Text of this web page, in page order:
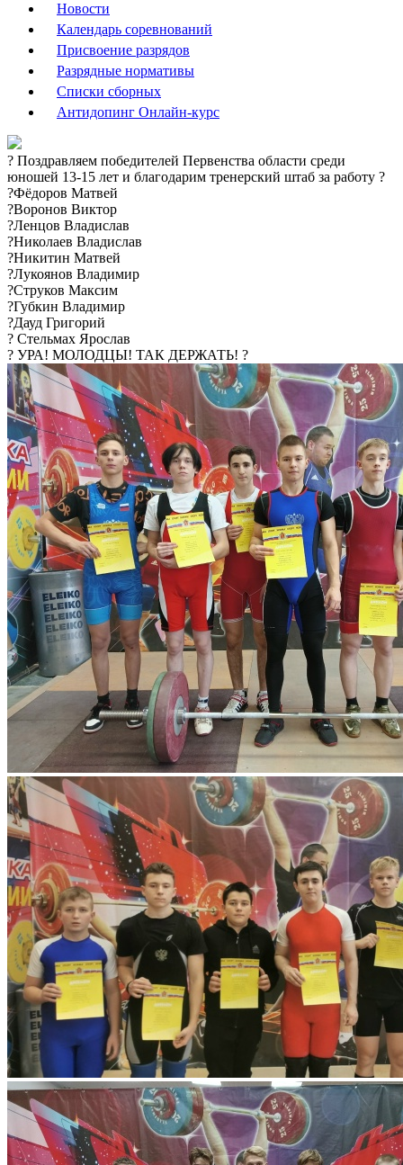
Новости
Календарь соревнований
Присвоение разрядов
Разрядные нормативы
Списки сборных
Антидопинг Онлайн-курс
? Поздравляем победителей Первенства области среди
юношей 13-15 лет и благодарим тренерский штаб за работу ?️
?Фёдоров Матвей
?Воронов Виктор
?Ленцов Владислав
?Николаев Владислав
?Никитин Матвей
?Лукоянов Владимир
?Струков Максим
?Губкин Владимир
?Дауд Григорий
? Стельмах Ярослав
? УРА! МОЛОДЦЫ! ТАК ДЕРЖАТЬ! ?